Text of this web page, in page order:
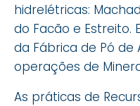
hidrelétricas:
do Facão e Estreito.
da Fábrica de Pó de
operações de
As práticas de